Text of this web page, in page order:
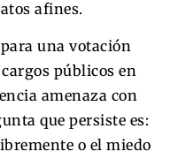
afines.
una votación
públicos en
amenaza con
que persiste es:
o el miedo